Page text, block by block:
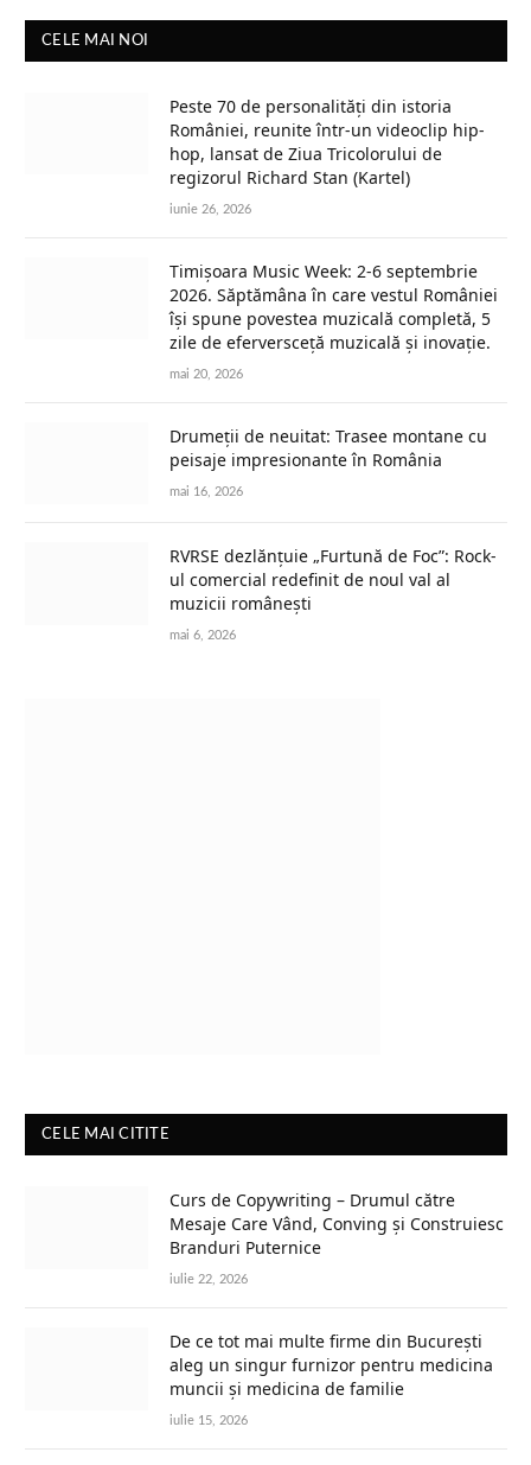
CELE MAI NOI
Peste 70 de personalități din istoria
României, reunite într-un videoclip hip-
hop, lansat de Ziua Tricolorului de
regizorul Richard Stan (Kartel)
iunie 26, 2026
Timișoara Music Week: 2-6 septembrie
2026. Săptămâna în care vestul României
își spune povestea muzicală completă, 5
zile de eferversceță muzicală și inovație.
mai 20, 2026
Drumeții de neuitat: Trasee montane cu
peisaje impresionante în România
mai 16, 2026
RVRSE dezlănțuie „Furtună de Foc”: Rock-
ul comercial redefinit de noul val al
muzicii românești
mai 6, 2026
CELE MAI CITITE
Curs de Copywriting – Drumul către
Mesaje Care Vând, Conving și Construiesc
Branduri Puternice
iulie 22, 2026
De ce tot mai multe firme din București
aleg un singur furnizor pentru medicina
muncii și medicina de familie
iulie 15, 2026